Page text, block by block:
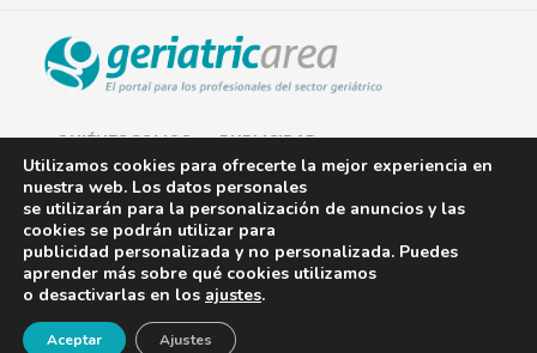
QUIÉNES SOMOS PUBLICIDAD
AVISO LEGAL
POLÍTICA DE COOKIES
POLÍTICA DE PRIVACIDAD
CONTACTO¡Newsletter!
Utilizamos cookies para ofrecerte la mejor experiencia en
nuestra web. Los datos personales
se utilizarán para la personalización de anuncios y las
cookies se podrán utilizar para
publicidad personalizada y no personalizada. Puedes
aprender más sobre qué cookies utilizamos
o desactivarlas en los ajustes.
Aceptar Ajustes